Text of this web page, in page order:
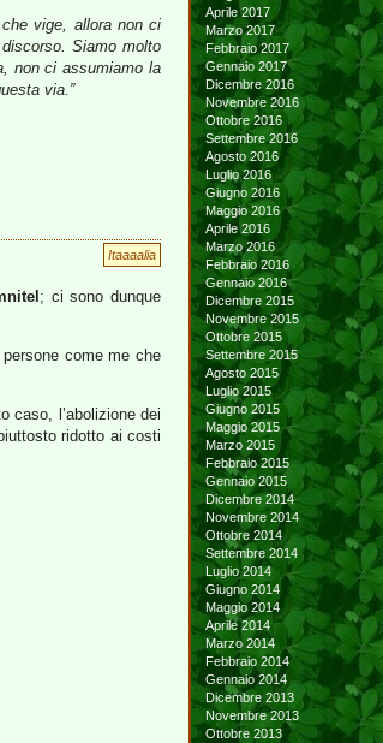
vige, allora non ci
Siamo molto
non ci assumiamo la
via.”
Itaaaalia
; ci sono dunque
come me che
caso, l’abolizione dei
ridotto ai costi
Aprile 2017
Marzo 2017
Febbraio 2017
Gennaio 2017
Dicembre 2016
Novembre 2016
Ottobre 2016
Settembre 2016
Agosto 2016
Luglio 2016
Giugno 2016
Maggio 2016
Aprile 2016
Marzo 2016
Febbraio 2016
Gennaio 2016
Dicembre 2015
Novembre 2015
Ottobre 2015
Settembre 2015
Agosto 2015
Luglio 2015
Giugno 2015
Maggio 2015
Marzo 2015
Febbraio 2015
Gennaio 2015
Dicembre 2014
Novembre 2014
Ottobre 2014
Settembre 2014
Luglio 2014
Giugno 2014
Maggio 2014
Aprile 2014
Marzo 2014
Febbraio 2014
Gennaio 2014
Dicembre 2013
Novembre 2013
Ottobre 2013